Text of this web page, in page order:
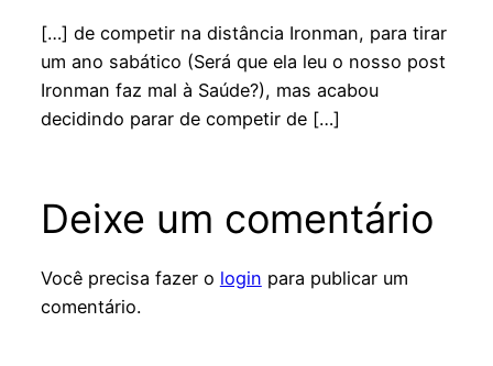
[…] de competir na distância Ironman, para tirar
um ano sabático (Será que ela leu o nosso post
Ironman faz mal à Saúde?), mas acabou
decidindo parar de competir de […]
Deixe um comentário
Você precisa fazer o login para publicar um
comentário.